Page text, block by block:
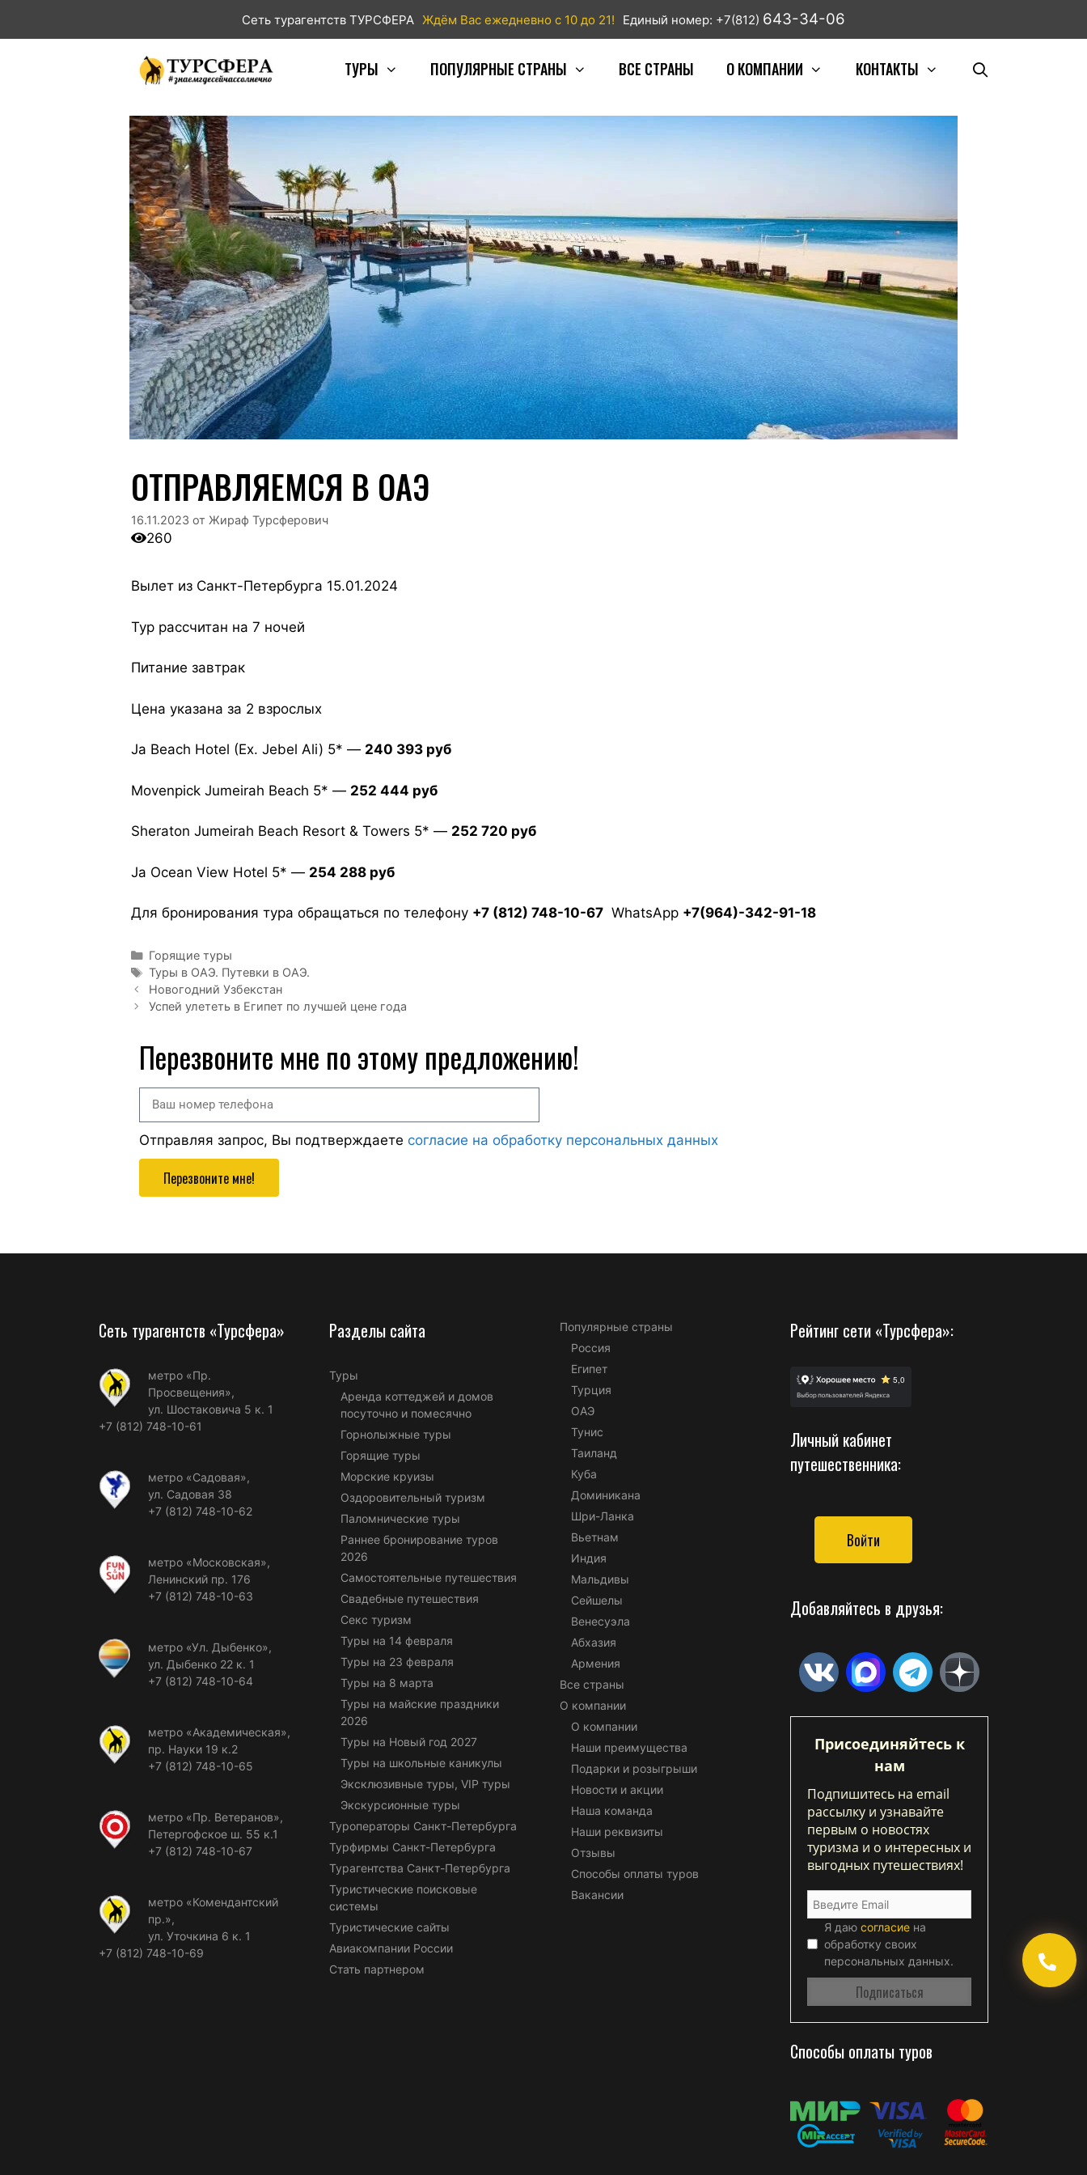
Сеть турагентств ТУРСФЕРА Ждём Вас ежедневно с 10 до 21! Единый номер: +7(812) 643-34-06
ТУРЫ ПОПУЛЯРНЫЕ СТРАНЫ ВСЕ СТРАНЫ О КОМПАНИИ КОНТАКТЫ
ОТПРАВЛЯЕМСЯ В ОАЭ
16.11.2023 от Жираф Турсферович
260
Вылет из Санкт-Петербурга 15.01.2024
Тур рассчитан на 7 ночей
Питание завтрак
Цена указана за 2 взрослых
Ja Beach Hotel (Ex. Jebel Ali) 5* — 240 393 руб
Movenpick Jumeirah Beach 5* — 252 444 руб
Sheraton Jumeirah Beach Resort & Towers 5* — 252 720 руб
Ja Ocean View Hotel 5* — 254 288 руб
Для бронирования тура обращаться по телефону +7 (812) 748-10-67 WhatsApp +7(964)-342-91-18
Горящие туры
Туры в ОАЭ. Путевки в ОАЭ.
Новогодний Узбекстан
Успей улететь в Египет по лучшей цене года
Перезвоните мне по этому предложению!
Отправляя запрос, Вы подтверждаете согласие на обработку персональных данных
Перезвоните мне!
Сеть турагентств «Турсфера»
метро «Пр.
Просвещения»,
ул. Шостаковича 5 к. 1
+7 (812) 748-10-61
метро «Садовая»,
ул. Садовая 38
+7 (812) 748-10-62
метро «Московская»,
Ленинский пр. 176
+7 (812) 748-10-63
метро «Ул. Дыбенко»,
ул. Дыбенко 22 к. 1
+7 (812) 748-10-64
метро «Академическая»,
пр. Науки 19 к.2
+7 (812) 748-10-65
метро «Пр. Ветеранов»,
Петергофское ш. 55 к.1
+7 (812) 748-10-67
метро «Комендантский
пр.»,
ул. Уточкина 6 к. 1
+7 (812) 748-10-69
Разделы сайта
Туры
Аренда коттеджей и домов
посуточно и помесячно
Горнолыжные туры
Горящие туры
Морские круизы
Оздоровительный туризм
Паломнические туры
Раннее бронирование туров
2026
Самостоятельные путешествия
Свадебные путешествия
Секс туризм
Туры на 14 февраля
Туры на 23 февраля
Туры на 8 марта
Туры на майские праздники
2026
Туры на Новый год 2027
Туры на школьные каникулы
Эксклюзивные туры, VIP туры
Экскурсионные туры
Туроператоры Санкт-Петербурга
Турфирмы Санкт-Петербурга
Турагентства Санкт-Петербурга
Туристические поисковые
системы
Туристические сайты
Авиакомпании России
Стать партнером
Популярные страны
Россия
Египет
Турция
ОАЭ
Тунис
Таиланд
Куба
Доминикана
Шри-Ланка
Вьетнам
Индия
Мальдивы
Сейшелы
Венесуэла
Абхазия
Армения
Все страны
О компании
О компании
Наши преимущества
Подарки и розыгрыши
Новости и акции
Наша команда
Наши реквизиты
Отзывы
Способы оплаты туров
Вакансии
Рейтинг сети «Турсфера»:
Личный кабинет
путешественника:
Войти
Добавляйтесь в друзья:
Присоединяйтесь к
нам
Подпишитесь на email
рассылку и узнавайте
первым о новостях
туризма и о интересных и
выгодных путешествиях!
Я даю согласие на
обработку своих
персональных данных.
Способы оплаты туров